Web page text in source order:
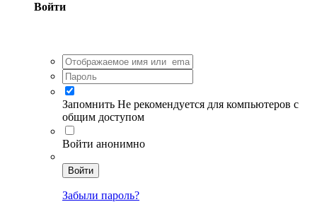
Войти
Запомнить Не рекомендуется для компьютеров с
общим доступом
Войти анонимно
Войти
Забыли пароль?